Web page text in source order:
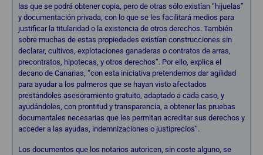
las que se podrá obtener copia, pero de otras sólo existían “hijuelas”
y documentación privada, con lo que se les facilitará medios para
justificar la titularidad o la existencia de otros derechos. También
sobre muchas de estas propiedades existían construcciones sin
declarar, cultivos, explotaciones ganaderas o contratos de arras,
precontratos, hipotecas, y otros derechos”. Por ello, explica el
decano de Canarias, “con esta iniciativa pretendemos dar agilidad
para ayudar a los palmeros que se hayan visto afectados
prestándoles asesoramiento gratuito, adaptado a cada caso, y
ayudándoles, con prontitud y transparencia, a obtener las pruebas
documentales necesarias que les permitan acreditar sus derechos y
acceder a las ayudas, indemnizaciones o justiprecios”.
Los documentos que los notarios autoricen, sin coste alguno, se